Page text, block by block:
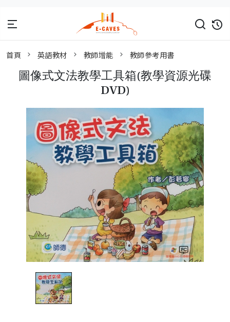
首頁 英語教材 教師增能 教師參考用書
圖像式文法教學工具箱(教學資源光碟
DVD)